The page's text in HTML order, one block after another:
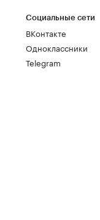
Социальные сети
ВКонтакте
Одноклассники
Telegram